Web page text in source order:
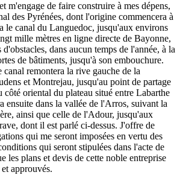
m'engage de faire construire à mes dépens,
des Pyrénées, dont l'origine commencera à
le canal du Languedoc, jusqu'aux environs
mille mètres en ligne directe de Bayonne,
dans aucun temps de l'année, à la
de bâtiments, jusqu'à son embouchure.
canal remontera la rive gauche de la
et Montrejau, jusqu'au point de partage
côté oriental du plateau situé entre Labarthe
ensuite dans la vallée de l'Arros, suivant la
ainsi que celle de l'Adour, jusqu'aux
dont il est parlé ci-dessus. J'offre de
qui me seront imposées en vertu des
qui seront stipulées dans l'acte de
les plans et devis de cette noble entreprise
approuvés.